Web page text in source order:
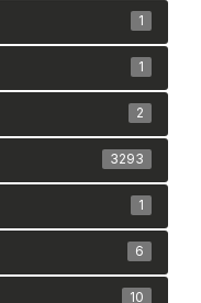
1
1
2
3293
1
6
10